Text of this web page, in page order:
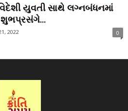
યુવતી સાથે લગ્નબંધનમાં
શુભપ્રસંગે...
2022 0